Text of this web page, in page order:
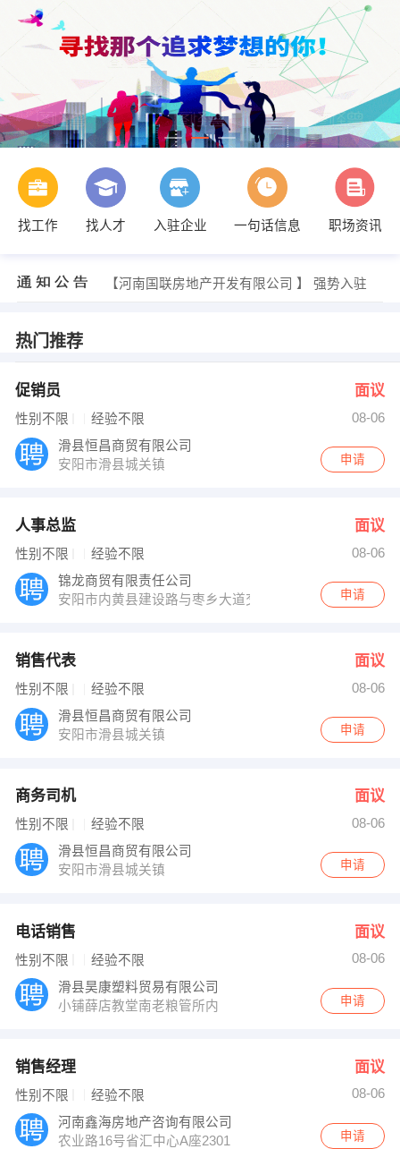
找工作 找人才 入驻企业 一句话信息
职场资讯
【河南国联房地产开发有限公司 】 强势入驻
魏经理 发布 [电话销售 ] 招聘信息
【河南千田实业集团有限公司 】 强势入驻
热门推荐
促销员 面议
性别不限 经验不限
08-06
滑县恒昌商贸有限公司
安阳市滑县城关镇
申请
人事总监 面议
性别不限 经验不限
08-06
锦龙商贸有限责任公司
安阳市内黄县建设路与枣乡大道交叉口
申请
销售代表 面议
性别不限 经验不限
08-06
滑县恒昌商贸有限公司
安阳市滑县城关镇
申请
商务司机 面议
性别不限 经验不限
08-06
滑县恒昌商贸有限公司
安阳市滑县城关镇
申请
电话销售 面议
性别不限 经验不限
08-06
滑县昊康塑料贸易有限公司
小铺薛店教堂南老粮管所内
申请
销售经理 面议
性别不限 经验不限
08-06
河南鑫海房地产咨询有限公司
农业路16号省汇中心A座2301
申请